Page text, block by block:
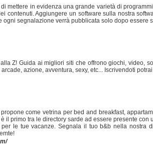
di mettere in evidenza una grande varietà di
contenuti. Aggiungere un software sulla nostra
segnalazione verrà pubblicata solo dopo essere
Z! Guida ai migliori siti che offrono giochi, video,
azione, avventura, sexy, etc... Iscrivendoti
come vetrina per bed and breakfast,
il primo tra le directory sarde ad essere presente
le tue vacanze. Segnala il tuo b&b nella nostra